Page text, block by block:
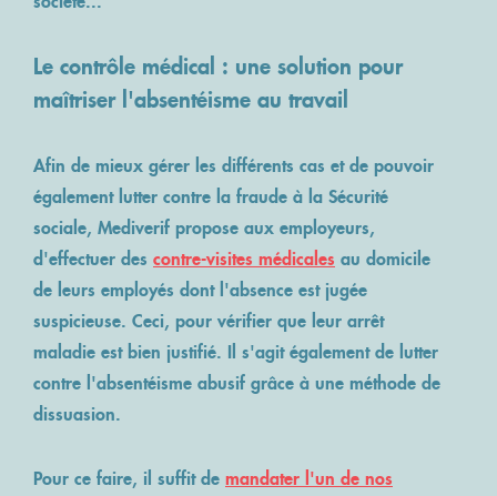
Le contrôle médical : une solution pour
maîtriser l'absentéisme au travail
Afin de mieux gérer les différents cas et de pouvoir
également lutter contre la fraude à la Sécurité
sociale, Mediverif propose aux employeurs,
d'effectuer des contre-visites médicales au domicile
de leurs employés dont l'absence est jugée
suspicieuse. Ceci, pour vérifier que leur arrêt
maladie est bien justifié. Il s'agit également de lutter
contre l'absentéisme abusif grâce à une méthode de
dissuasion.
Pour ce faire, il suffit de mandater l'un de nos